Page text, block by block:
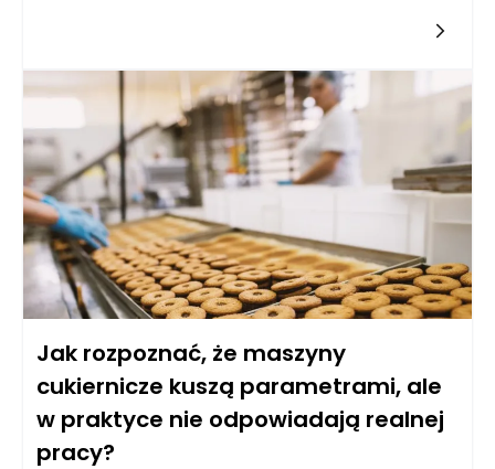
określenia swoich potrzeb produkcyjnych oraz specyfiki
wyrobów, które zamierzamy wytwarzać. Warto także
przemyśleć, jak maszyny cukiernicze wpisują się w nasz
dotychczasowy proces produkcyjny – ich integracja wiąże się
z wieloma aspekty, które mogą wpływać na to, czy inwestycja
przyniesie oczekiwane rezultaty.
Jak rozpoznać, że maszyny
cukiernicze kuszą parametrami, ale
w praktyce nie odpowiadają realnej
pracy?